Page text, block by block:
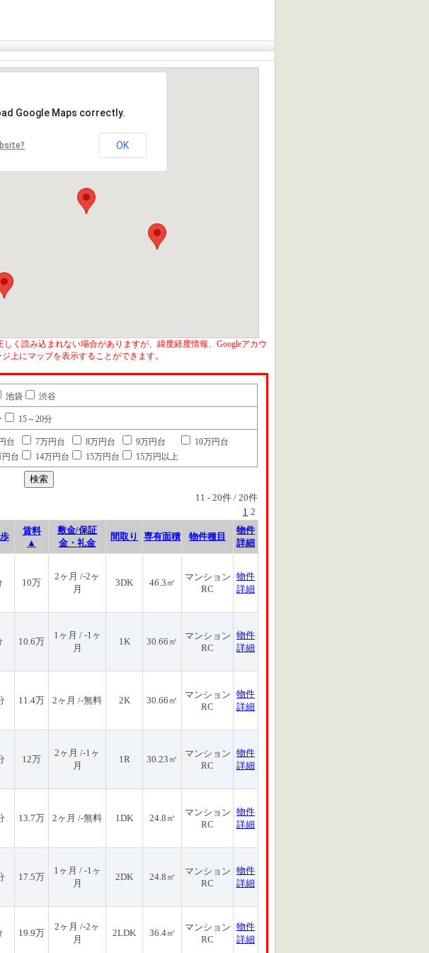
Google Maps correctly.
OK
く読み込まれない場合がありますが、緯度経度情報、Googleアカウ
上にマップを表示することができます。
池袋 渋谷
15～20分
台 7万円台 8万円台 9万円台
10万円台
円台 14万円台 15万円台 15万円以上
11 - 20件 / 20件
1 2
賃料
▲
敷金/保証
金・礼金
間取り 専有面積 物件種目
物件
詳細
10万
2ヶ月 /-2ヶ
月
3DK 46.3㎡
マンション
RC
物件
詳細
10.6万
1ヶ月 / -1ヶ
月
1K 30.66㎡
マンション
RC
物件
詳細
11.4万 2ヶ月 /-無料 2K 30.66㎡
マンション
RC
物件
詳細
12万
2ヶ月 /-1ヶ
月
1R 30.23㎡
マンション
RC
物件
詳細
13.7万 2ヶ月 /-無料 1DK 24.8㎡
マンション
RC
物件
詳細
17.5万
1ヶ月 / -1ヶ
月
2DK 24.8㎡
マンション
RC
物件
詳細
19.9万
2ヶ月 /-2ヶ
月
2LDK 36.4㎡
マンション
RC
物件
詳細